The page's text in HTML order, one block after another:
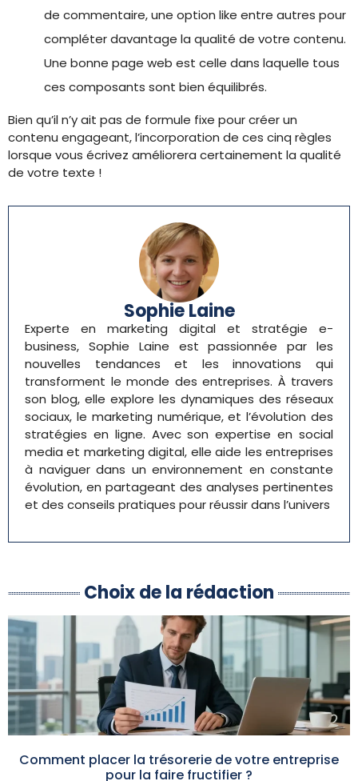
de commentaire, une option like entre autres pour
compléter davantage la qualité de votre contenu.
Une bonne page web est celle dans laquelle tous
ces composants sont bien équilibrés.
Bien qu’il n’y ait pas de formule fixe pour créer un
contenu engageant, l’incorporation de ces cinq règles
lorsque vous écrivez améliorera certainement la qualité
de votre texte !
Sophie Laine
Experte en marketing digital et stratégie e-
business, Sophie Laine est passionnée par les
nouvelles tendances et les innovations qui
transforment le monde des entreprises. À travers
son blog, elle explore les dynamiques des réseaux
sociaux, le marketing numérique, et l’évolution des
stratégies en ligne. Avec son expertise en social
media et marketing digital, elle aide les entreprises
à naviguer dans un environnement en constante
évolution, en partageant des analyses pertinentes
et des conseils pratiques pour réussir dans l’univers
Choix de la rédaction
Comment placer la trésorerie de votre entreprise
pour la faire fructifier ?